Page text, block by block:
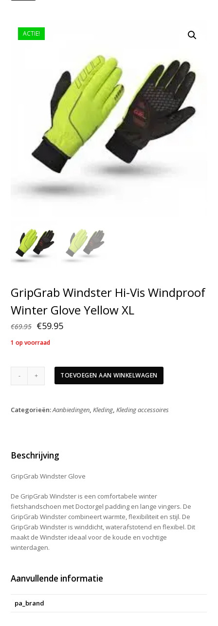
ACTIE!
GripGrab Windster Hi-Vis Windproof
Winter Glove Yellow XL
€69.95 Oorspronkelijke
prijs
€69.95.
€59.95Huidige
€59.95.
1 op voorraad
Windproof
XL
TOEVOEGEN AAN WINKELWAGEN
Categorieën:Aanbiedingen,Kleding,Kleding accessoires
Beschrijving
GripGrab Windster Glove
De GripGrab Windster is een comfortabele winter
fietshandschoen met Doctorgel padding en lange vingers. De
GripGrab Windster combineert warmte, flexibiliteit en stijl. De
GripGrab Windster is winddicht, waterafstotend en flexibel. Dit
maakt de Windster ideaal voor de koude en vochtige
winterdagen.
Aanvullende informatie
pa_brand